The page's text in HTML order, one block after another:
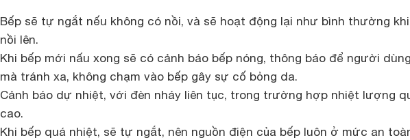
Bếp sẽ tự ngắt nếu không có nồi, và sẽ hoạt động lại như bình thường
nồi lên.
Khi bếp mới nấu xong sẽ có cảnh báo bếp nóng, thông báo để người
mà tránh xa, không chạm vào bếp gây sự cố bỏng da.
Cảnh báo dự nhiệt, với đèn nháy liên tục, trong trường hợp nhiệt lượng
cao.
Khi bếp quá nhiệt, sẽ tự ngắt, nên nguồn điện của bếp luôn ở mức an